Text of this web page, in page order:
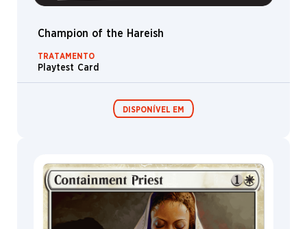
Champion of the Hareish
TRATAMENTO
Playtest Card
DISPONÍVEL EM
Festival in a